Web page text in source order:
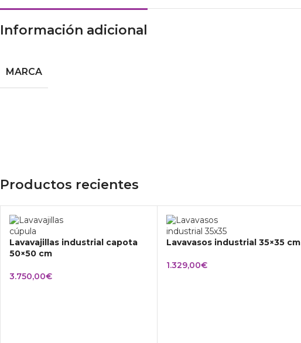
Información adicional
MARCA
Productos recientes
Lavavajillas industrial capota
50×50 cm
3.750,00€
Lavavasos industrial 35×35 cm
1.329,00€